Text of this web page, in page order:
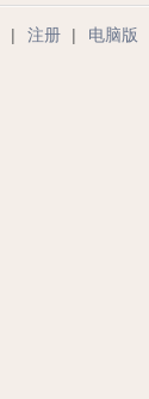
| 注册 | 电脑版